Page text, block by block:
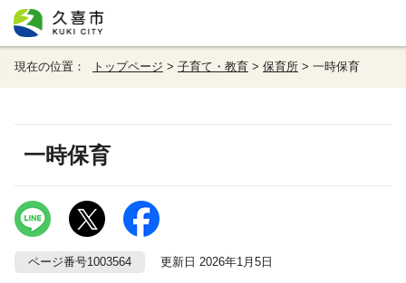
現在の位置： トップページ > 子育て・教育 > 保育所 > 一時保育
一時保育
ページ番号1003564 更新日 2026年1月5日